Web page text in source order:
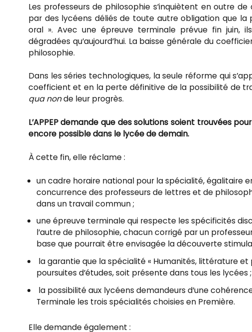
Les professeurs de philosophie s’inquiètent en outre
par des lycéens déliés de toute autre obligation que
oral ». Avec une épreuve terminale prévue fin juin,
dégradées qu’aujourd’hui. La baisse générale du
philosophie.
Dans les séries technologiques, la seule réforme qui
coefficient et en la perte définitive de la possibilité de
qua nonde leur progrès.
L’APPEP demande que des solutions soient trouvées
encore possible dans le lycée de demain.
À cette fin, elle réclame :
un cadre horaire national pour la spécialité, égalitaire
concurrence des professeurs de lettres et de
dans un travail commun ;
une épreuve terminale qui respecte les spécificités
l’autre de philosophie, chacun corrigé par un
base que pourrait être envisagée la découverte
la garantie que la spécialité « Humanités, littérature
poursuites d’études, soit présente dans tous les lycées ;
la possibilité aux lycéens demandeurs d’une
Terminale les trois spécialités choisies en Première.
Elle demande également :